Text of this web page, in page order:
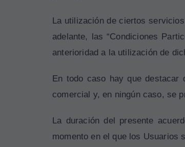
La utilización de ciertos
adelante, las “Condiciones
anterioridad a la utilización de
En todo caso hay que destacar
comercial y, en ningún caso, se
La duración del presente
momento en el que los Usuarios